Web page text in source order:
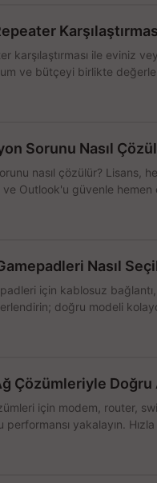
karşılaştırması ile eviniz
ve bütçeyi birlikte
Sorunu Nasıl
nasıl çözülür? Lisans,
Outlook'u güvenle hemen
Nasıl
için kablosuz
doğru modeli
Çözümleriyle Doğru
için modem, router,
yakalayın. Hızla